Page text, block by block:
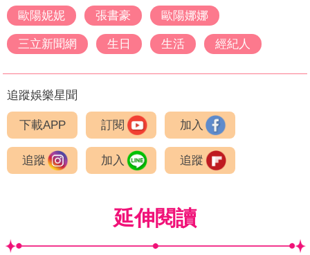
歐陽妮妮
張書豪 歐陽娜娜
三立新聞網 生日 生活 經紀人
追蹤娛樂星聞
下載APP 訂閱 加入
追蹤 加入 追蹤
延伸閱讀